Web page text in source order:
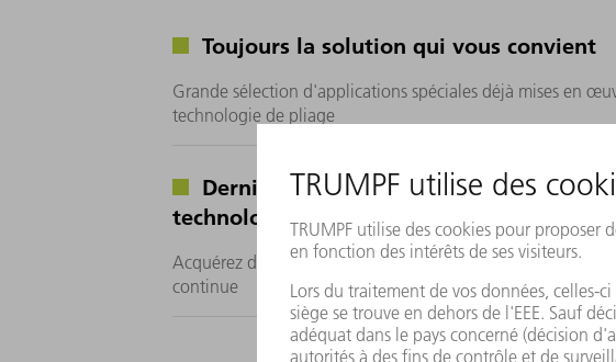
Toujours la solution qui vous convient
Grande sélection d'applications spéciales déjà mises en
technologie de pliage
Dernières connaissances en matière de
technologie de pliage
Acquérez des connaissances sur le pliage de façon gratuite,
continue